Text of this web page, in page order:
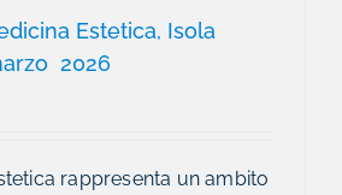
Estetica, Isola
2026
rappresenta un ambito